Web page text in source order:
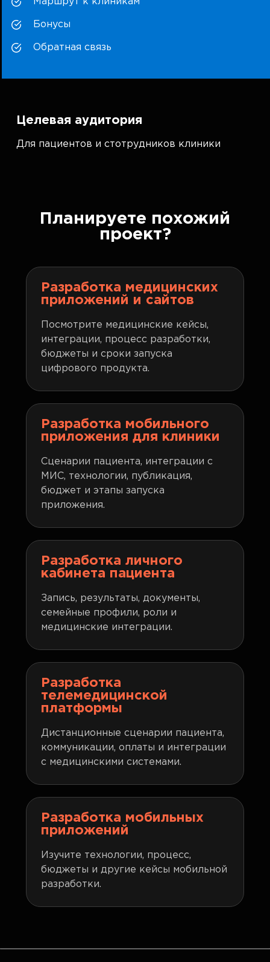
Бонусы
Обратная связь
Целевая аудитория
Для пациентов и стотрудников клиники
Планируете похожий
проект?
Разработка медицинских
приложений и сайтов
Посмотрите медицинские кейсы,
интеграции, процесс разработки,
бюджеты и сроки запуска
цифрового продукта.
Разработка мобильного
приложения для клиники
Сценарии пациента, интеграции с
МИС, технологии, публикация,
бюджет и этапы запуска
приложения.
Разработка личного
кабинета пациента
Запись, результаты, документы,
семейные профили, роли и
медицинские интеграции.
Разработка
телемедицинской
платформы
Дистанционные сценарии пациента,
коммуникации, оплаты и интеграции
с медицинскими системами.
Разработка мобильных
приложений
Изучите технологии, процесс,
бюджеты и другие кейсы мобильной
разработки.